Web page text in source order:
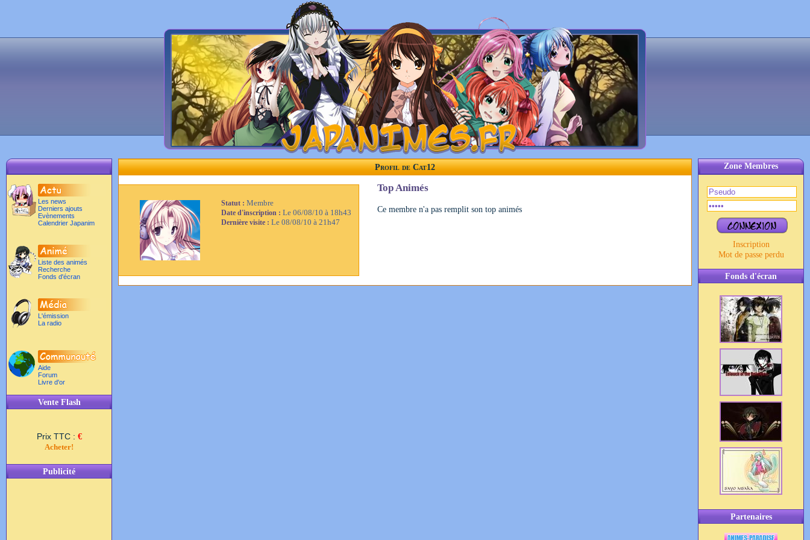
Les news
Derniers ajouts
Evènements
Calendrier Japanim
Liste des animés
Recherche
Fonds d'écran
L'émission
La radio
Aide
Forum
Livre d'or
Vente Flash
Prix TTC : €
Acheter!
Publicité
Zone Membres
Inscription
Mot de passe perdu
Fonds d'écran
Partenaires
Profil de Cat12
Statut : Membre
Date d'inscription : Le 06/08/10 à 18h43
Dernière visite : Le 08/08/10 à 21h47
Top Animés
Ce membre n'a pas remplit son top animés